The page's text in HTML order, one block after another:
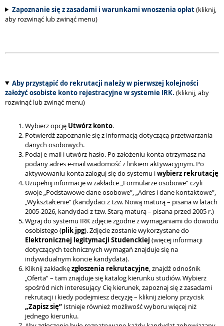
Zapoznanie się z zasadami i warunkami wnoszenia opłat(kliknij,
aby rozwinąć lub zwinąć menu)
Aby przystąpić do rekrutacji należy w pierwszej kolejności
założyć osobiste konto rejestracyjne w systemie IRK. (kliknij, aby
rozwinąć lub zwinąć menu)
Wybierz opcję Utwórz konto.
Potwierdź zapoznanie się z informacją dotyczącą przetwarzania
danych osobowych.
Podaj e-mail i utwórz hasło. Po założeniu konta otrzymasz na
podany adres e-mail wiadomość z linkiem aktywacyjnym. Po
aktywowaniu konta zaloguj się do systemu iwybierz rekrutację
Uzupełnij informacje w zakładce „Formularze osobowe” czyli
swoje „Podstawowe dane osobowe”, „Adres i dane kontaktowe”,
„Wykształcenie” (kandydaci z tzw. Nową maturą – pisana w latach
2005-2026, kandydaci z tzw. Starą maturą – pisana przed 2005 r.)
Wgraj do systemu IRK zdjęcie zgodne z wymaganiami do dowodu
osobistego (plik jpg). Zdjęcie zostanie wykorzystane do
Elektronicznej legitymacji Studenckiej (więcej informacji
dotyczących technicznych wymagań znajduje się na
indywidualnym koncie kandydata).
Kliknij zakładkęzgłoszenia rekrutacyjne , znajdź odnośnik
„Oferta” – tam znajduje się katalog kierunku studiów. Wybierz
spośród nich interesujący Cię kierunek, zapoznaj się z zasadami
rekrutacji i kiedy podejmiesz decyzję – kliknij zielony przycisk
„Zapisz się” Istnieje również możliwość wyboru więcej niż
jednego kierunku.